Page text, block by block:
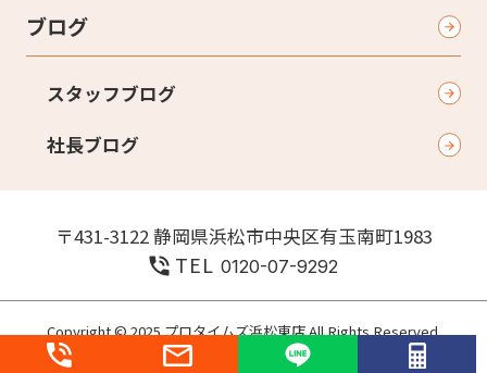
ブログ
スタッフブログ
社長ブログ
〒431-3122 静岡県浜松市中央区有玉南町1983
TEL0120-07-9292
Copyright © 2025 プロタイムズ浜松東店 All Rights Reserved.
個人情報保護方針